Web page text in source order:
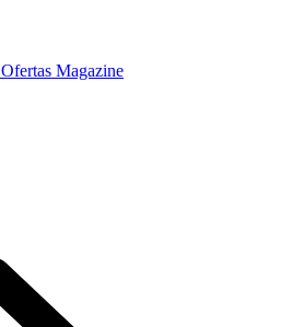
Ofertas Magazine